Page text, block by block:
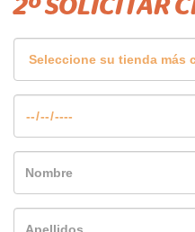
2º SOLICITAR